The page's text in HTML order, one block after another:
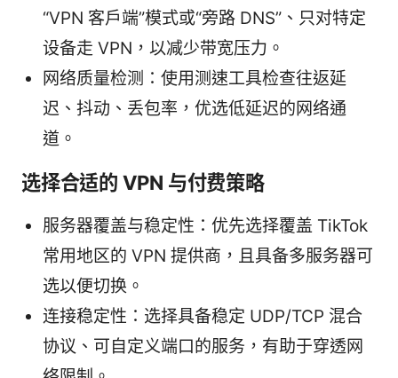
“VPN 客户端”模式或“旁路 DNS”、只对特定
设备走 VPN，以减少带宽压力。
网络质量检测：使用测速工具检查往返延
迟、抖动、丢包率，优选低延迟的网络通
道。
选择合适的 VPN 与付费策略
服务器覆盖与稳定性：优先选择覆盖 TikTok
常用地区的 VPN 提供商，且具备多服务器可
选以便切换。
连接稳定性：选择具备稳定 UDP/TCP 混合
协议、可自定义端口的服务，有助于穿透网